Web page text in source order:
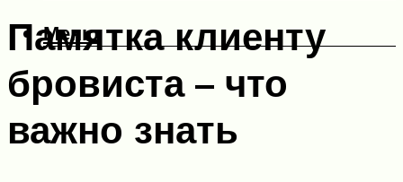
Меню
Памятка клиенту
бровиста – что
важно знать